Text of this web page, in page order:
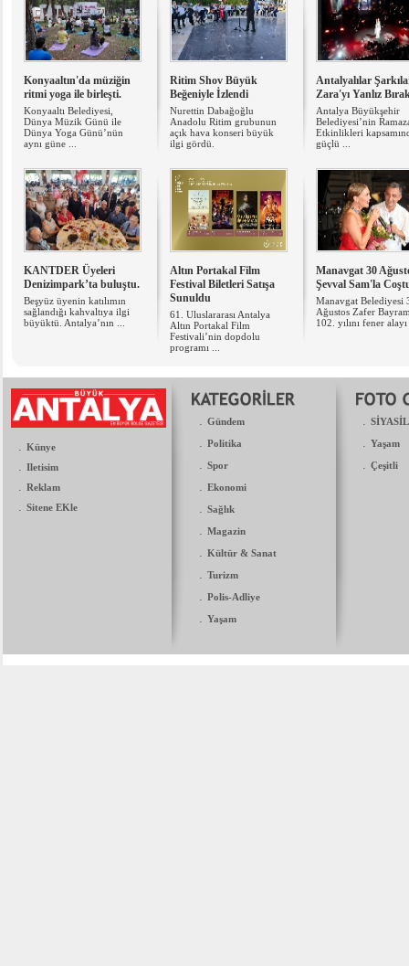
Konyaaltın'da müziğin
ritmi yoga ile birleşti.
Konyaaltı Belediyesi,
Dünya Müzik Günü ile
Dünya Yoga Günü’nün
aynı güne ...
Ritim Shov Büyük
Beğeniyle İzlendi
Nurettin Dabağoğlu
Anadolu Ritim grubunun
açık hava konseri büyük
ilgi gördü.
Antalyalılar
Zara'yı Yanlız
Antalya Büyükşehir
Belediyesi’nin
Etkinlikleri
güçlü ...
KANTDER Üyeleri
Denizimpark’ta buluştu.
Beşyüz üyenin katılımın
sağlandığı kahvaltıya ilgi
büyüktü. Antalya’nın ...
Altın Portakal Film
Festival Biletleri Satışa
Sunuldu
61. Uluslararası Antalya
Altın Portakal Film
Festivali’nin dopdolu
programı ...
Manavgat 30
Şevval Sam'la
Manavgat Belediyesi
Ağustos Zafer
102. yılını fener
. Künye
. Iletisim
. Reklam
. Sitene EKle
. Gündem
. Politika
. Spor
. Ekonomi
. Sağlık
. Magazin
. Kültür & Sanat
. Turizm
. Polis-Adliye
. Yaşam
.
. Yaşam
. Çeşitli